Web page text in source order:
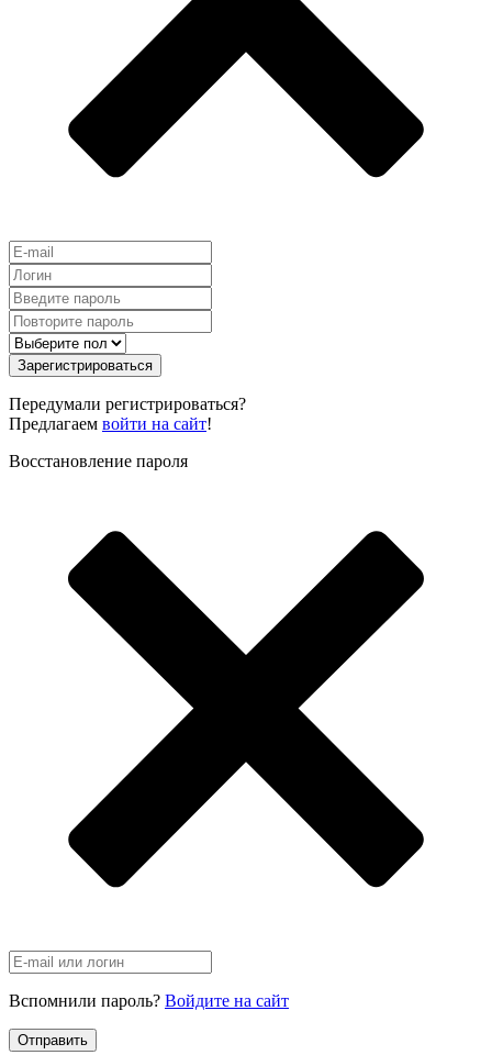
Зарегистрироваться
Передумали регистрироваться?
Предлагаем войти на сайт!
Восстановление пароля
Вспомнили пароль? Войдите на сайт
Отправить